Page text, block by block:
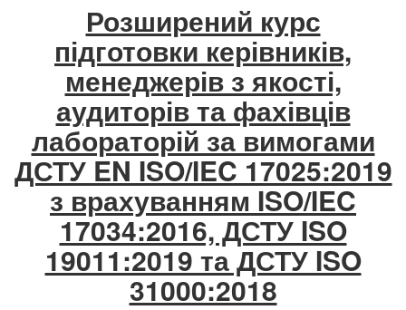
Розширений курс
підготовки керівників,
менеджерів з якості,
аудиторів та фахівців
лабораторій за вимогами
ДСТУ EN ISO/IEC 17025:2019
з врахуванням ISO/IEC
17034:2016, ДСТУ ISO
19011:2019 та ДСТУ ISO
31000:2018